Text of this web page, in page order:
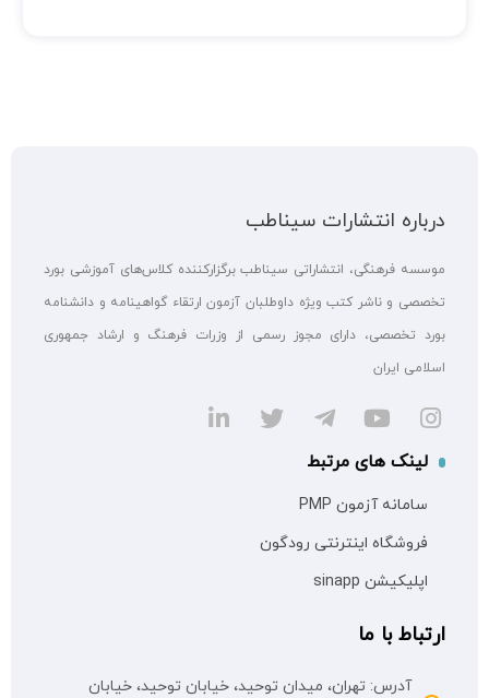
درباره انتشارات سیناطب
موسسه فرهنگی، انتشاراتی سیناطب برگزارکننده کلاس‌های آموزشی بورد
تخصصی و ناشر کتب ویژه داوطلبان آزمون ارتقاء گواهینامه و دانشنامه
بورد تخصصی، دارای مجوز رسمی از وزرات فرهنگ و ارشاد جمهوری
اسلامی ایران
لینک های مرتبط
سامانه آزمون PMP
فروشگاه اینترنتی رودگون
اپلیکیشن sinapp
ارتباط با ما
آدرس: تهران، میدان توحید، خیابان توحید، خیابان